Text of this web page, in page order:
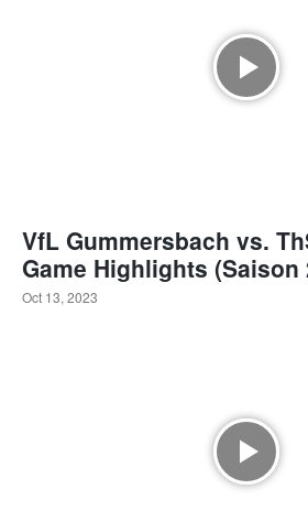
VfL Gummersbach vs.
Game Highlights (Saison
Oct 13, 2023